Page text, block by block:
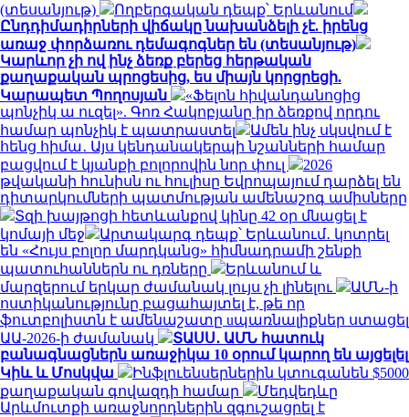
(տեսանյութ)
Ողբերգական դեպք՝ Երևանում
Ընդդիմադիրների վիճակը նախանձելի չէ. իրենց
առաջ փորձառու դեմագոգներ են (տեսանյութ)
Կարևոր չի ով ինչ ձեռք բերեց հերթական
քաղաքական պրոցեսից, ես միայն կորցրեցի.
Կարապետ Պողոսյան
«Ֆելոն հիվանդանոցից
պոնչիկ ա ուզել». Գոռ Հակոբյանը իր ձեռքով որդու
համար պոնչիկ է պատրաստել
Ամեն ինչ սկսվում է
հենց հիմա․ Այս կենդանակերպի նշանների համար
բացվում է կյանքի բոլորովին նոր փուլ
2026
թվականի հունիսն ու հուլիսը Եվրոպայում դարձել են
դիտարկումների պատմության ամենաշոգ ամիսները
Տզի խայթոցի հետևանքով կինը 42 օր մնացել է
կոմայի մեջ
Արտակարգ դեպք՝ Երևանում․ կոտրել
են «Հույս բոլոր մարդկանց» հիմնադրամի շենքի
պատուհաններն ու դռները
Երևանում և
մարզերում երկար ժամանակ լույս չի լինելու
ԱՄՆ-ի
ոստիկանությունը բացահայտել է, թե որ
ֆուտբոլիստն է ամենաշատը uպառնալիքներ ստացել
ԱԱ-2026-ի ժամանակ
ՏԱՍՍ․ ԱՄՆ հատուկ
բանագնացներն առաջիկա 10 օրում կարող են այցելել
Կիև և Մոսկվա
Ինֆլուենսերներին կտուգանեն $5000
քաղաքական գովազդի համար
Մեդվեդևը
Արևմուտքի առաջնորդներին զգուշացրել է